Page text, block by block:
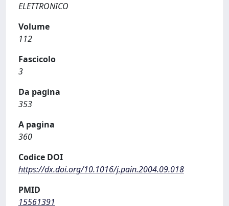
ELETTRONICO
Volume
112
Fascicolo
3
Da pagina
353
A pagina
360
Codice DOI
https://dx.doi.org/10.1016/j.pain.2004.09.018
PMID
15561391